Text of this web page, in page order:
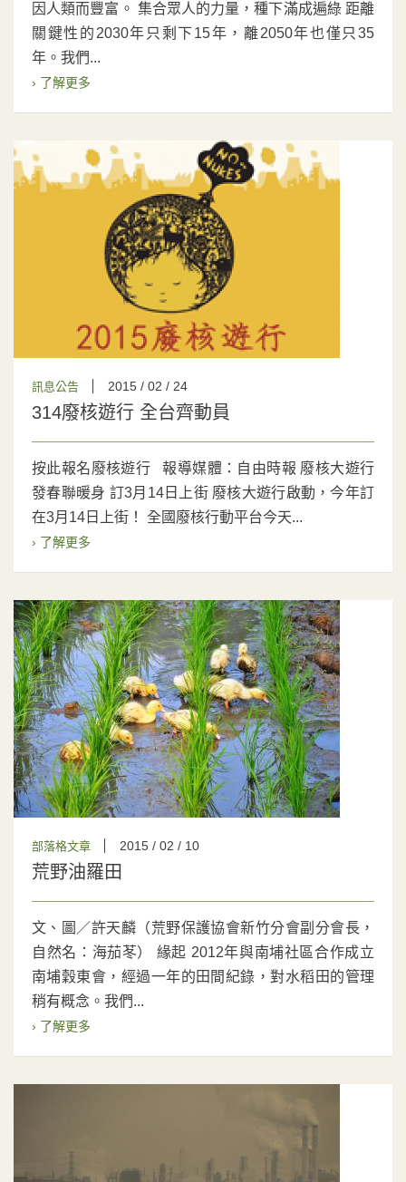
因人類而豐富。 集合眾人的力量，種下滿成遍綠 距離
關鍵性的2030年只剩下15年，離2050年也僅只35
年。我們...
› 了解更多
訊息公告 2015 / 02 / 24
314廢核遊行 全台齊動員
按此報名廢核遊行 報導媒體：自由時報 廢核大遊行
發春聯暖身 訂3月14日上街 廢核大遊行啟動，今年訂
在3月14日上街！ 全國廢核行動平台今天...
› 了解更多
部落格文章 2015 / 02 / 10
荒野油羅田
文、圖／許天麟（荒野保護協會新竹分會副分會長，
自然名：海茄苳） 緣起 2012年與南埔社區合作成立
南埔穀東會，經過一年的田間紀錄，對水稻田的管理
稍有概念。我們...
› 了解更多